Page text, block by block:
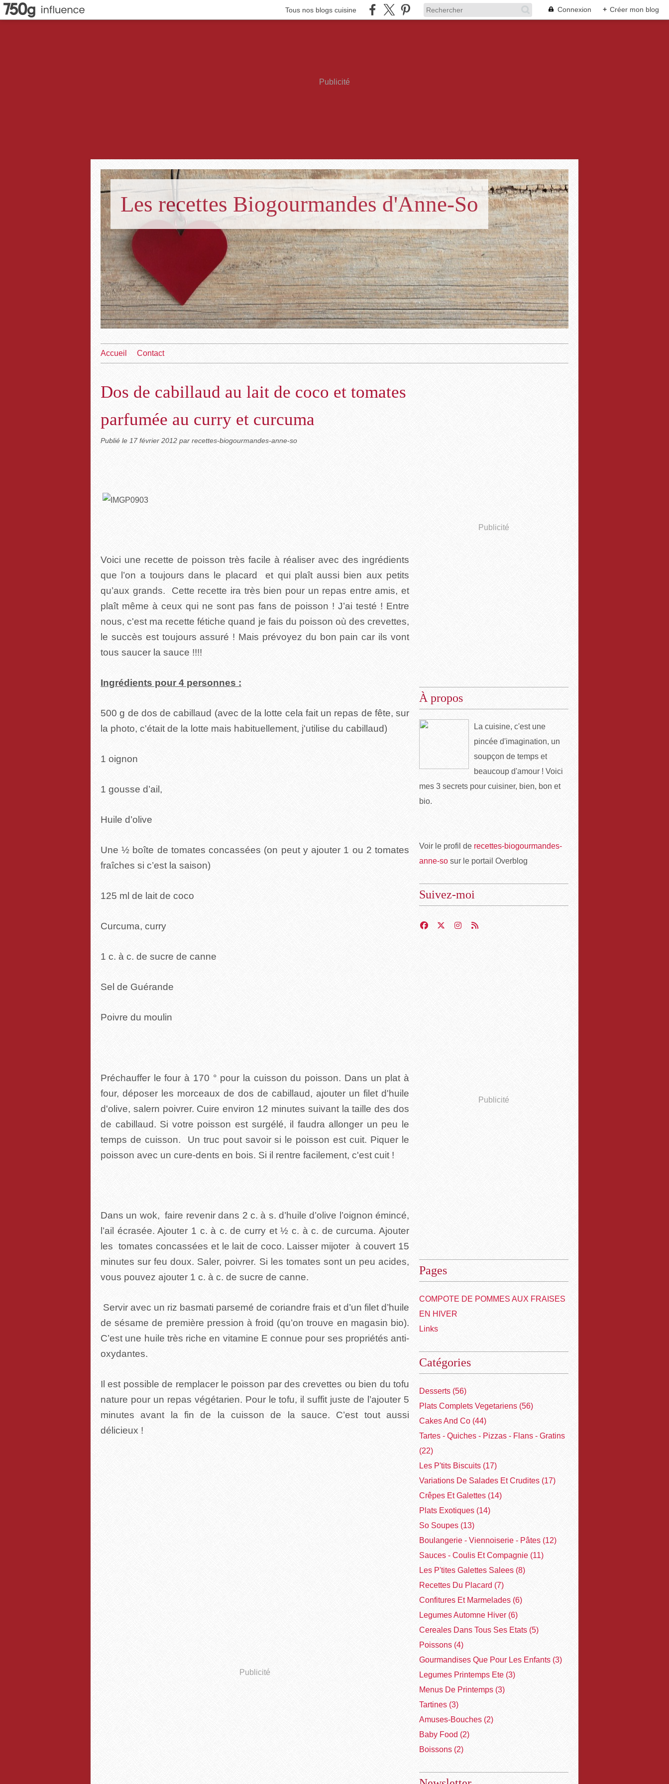
Tous nos blogs cuisine Connexion + Créer mon blog
Publicité
Les recettes Biogourmandes d'Anne-So
Accueil Contact
Dos de cabillaud au lait de coco et tomates
parfumée au curry et curcuma
Publié le 17 février 2012 par recettes-biogourmandes-anne-so
Voici une recette de poisson très facile à réaliser avec des ingrédients
que l’on a toujours dans le placard et qui plaît aussi bien aux petits
qu’aux grands. Cette recette ira très bien pour un repas entre amis, et
plaît même à ceux qui ne sont pas fans de poisson ! J’ai testé ! Entre
nous, c'est ma recette fétiche quand je fais du poisson où des crevettes,
le succès est toujours assuré ! Mais prévoyez du bon pain car ils vont
tous saucer la sauce !!!!
Ingrédients pour 4 personnes :
500 g de dos de cabillaud (avec de la lotte cela fait un repas de fête, sur
la photo, c'était de la lotte mais habituellement, j'utilise du cabillaud)
1 oignon
1 gousse d’ail,
Huile d’olive
Une ½ boîte de tomates concassées (on peut y ajouter 1 ou 2 tomates
fraîches si c’est la saison)
125 ml de lait de coco
Curcuma, curry
1 c. à c. de sucre de canne
Sel de Guérande
Poivre du moulin
Préchauffer le four à 170 ° pour la cuisson du poisson. Dans un plat à
four, déposer les morceaux de dos de cabillaud, ajouter un filet d'huile
d'olive, salern poivrer. Cuire environ 12 minutes suivant la taille des dos
de cabillaud. Si votre poisson est surgélé, il faudra allonger un peu le
temps de cuisson. Un truc pout savoir si le poisson est cuit. Piquer le
poisson avec un cure-dents en bois. Si il rentre facilement, c'est cuit !
Dans un wok, faire revenir dans 2 c. à s. d’huile d’olive l’oignon émincé,
l’ail écrasée. Ajouter 1 c. à c. de curry et ½ c. à c. de curcuma. Ajouter
les tomates concassées et le lait de coco. Laisser mijoter à couvert 15
minutes sur feu doux. Saler, poivrer. Si les tomates sont un peu acides,
vous pouvez ajouter 1 c. à c. de sucre de canne.
Servir avec un riz basmati parsemé de coriandre frais et d’un filet d’huile
de sésame de première pression à froid (qu’on trouve en magasin bio).
C’est une huile très riche en vitamine E connue pour ses propriétés anti-
oxydantes.
Il est possible de remplacer le poisson par des crevettes ou bien du tofu
nature pour un repas végétarien. Pour le tofu, il suffit juste de l’ajouter 5
minutes avant la fin de la cuisson de la sauce. C’est tout aussi
délicieux !
Publicité
Publicité
À propos
La cuisine, c'est une
pincée d'imagination, un
soupçon de temps et
beaucoup d'amour ! Voici
mes 3 secrets pour cuisiner, bien, bon et
bio.
Voir le profil de recettes-biogourmandes-
anne-so sur le portail Overblog
Suivez-moi
Publicité
Pages
COMPOTE DE POMMES AUX FRAISES
EN HIVER
Links
Catégories
Desserts (56)
Plats Complets Vegetariens (56)
Cakes And Co (44)
Tartes - Quiches - Pizzas - Flans - Gratins
(22)
Les P'tits Biscuits (17)
Variations De Salades Et Crudites (17)
Crêpes Et Galettes (14)
Plats Exotiques (14)
So Soupes (13)
Boulangerie - Viennoiserie - Pâtes (12)
Sauces - Coulis Et Compagnie (11)
Les P'tites Galettes Salees (8)
Recettes Du Placard (7)
Confitures Et Marmelades (6)
Legumes Automne Hiver (6)
Cereales Dans Tous Ses Etats (5)
Poissons (4)
Gourmandises Que Pour Les Enfants (3)
Legumes Printemps Ete (3)
Menus De Printemps (3)
Tartines (3)
Amuses-Bouches (2)
Baby Food (2)
Boissons (2)